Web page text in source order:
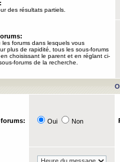
des résultats partiels.
forums dans lesquels vous
plus de rapidité, tous les sous-forums
choisissant le parent et en réglant ci-
forums de la recherche.
Oui Non